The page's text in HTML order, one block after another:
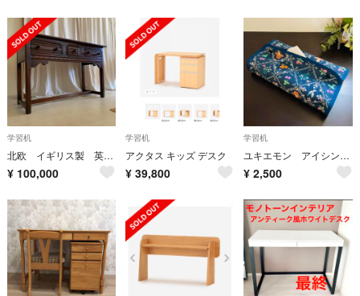
学習机
北欧 イギリス製 英国 アーコール アンティーク デスク コンソール ercol
¥ 100,000
学習机
アクタス キッズ デスク
¥ 39,800
学習机
ユキエモン アイシングキューブ 箱ティッシュカバー インテリア
¥ 2,500